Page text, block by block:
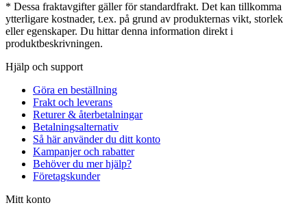
* Dessa fraktavgifter gäller för standardfrakt. Det kan tillkomma
ytterligare kostnader, t.ex. på grund av produkternas vikt, storlek
eller egenskaper. Du hittar denna information direkt i
produktbeskrivningen.
Hjälp och support
Göra en beställning
Frakt och leverans
Returer & återbetalningar
Betalningsalternativ
Så här använder du ditt konto
Kampanjer och rabatter
Behöver du mer hjälp?
Företagskunder
Mitt konto